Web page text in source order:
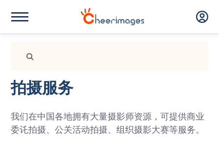
拍摄服务
我们在中国各地拥有大量摄影师资源，可提供商业
委讬拍摄、公关活动拍摄、组织摄影大赛等服务。